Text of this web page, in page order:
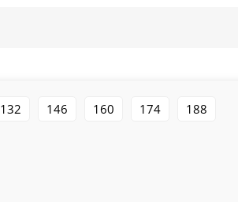
halka şeklindeki armatürler, yüksek neme
132 146 160 174 188